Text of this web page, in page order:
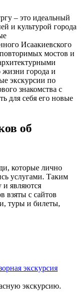
– это идеальный
и культурой города
Исаакиевского
мостов и
жизни города и
экскурсии по
знакомства с
для себя его новые
об
которые лично
услугами. Таким
и являются
взяты с сайтов
туры и билеты,
экскурсия
экскурсию.